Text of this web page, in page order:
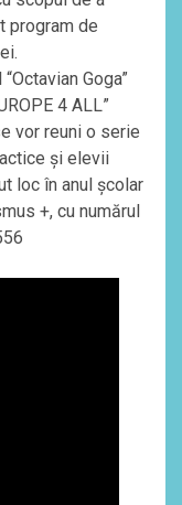
program de
Goga”
4 ALL”
vor reuni o serie
și elevii
loc în anul școlar
+, cu numărul